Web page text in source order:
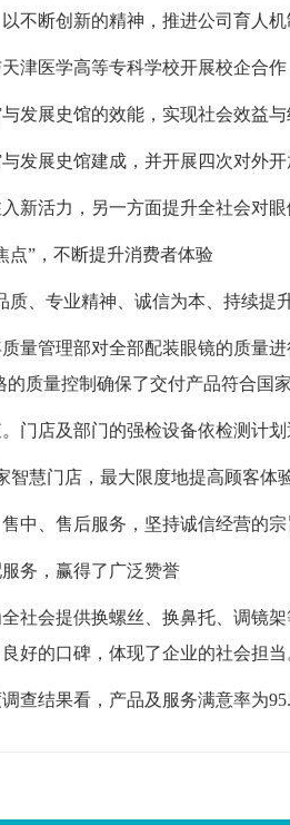
不断创新的精神，推进公司育人机
津医学高等专科学校开展校企合作
发展史馆的效能，实现社会效益
发展史馆建成，并开展四次对外
新活力，另一方面提升全社会对
点”，不断提升消费者体验
质、专业精神、诚信为本、持续提
量管理部对全部配装眼镜的质量
质量控制确保了交付产品符合国家
门店及部门的强检设备依检测计
智慧门店，最大限度地提高顾客体验
中、售后服务，坚持诚信经营的
务，赢得了广泛赞誉
社会提供换螺丝、换鼻托、调镜
好的口碑，体现了企业的社会担当
查结果看，产品及服务满意率为